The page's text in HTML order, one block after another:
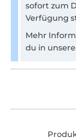
sofort zum
Verfügung
Mehr
du in